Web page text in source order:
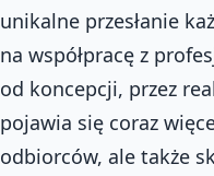
unikalne przesłanie
na współpracę z
od koncepcji, przez
pojawia się coraz
odbiorców, ale także